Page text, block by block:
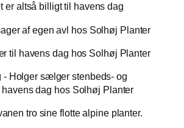
er altså billigt til havens dag
til havens dag hos Solhøj Planter
tro sine flotte alpine planter.